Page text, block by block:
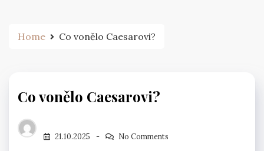
Home Co vonělo Caesarovi?
Co vonělo Caesarovi?
21.10.2025 No Comments